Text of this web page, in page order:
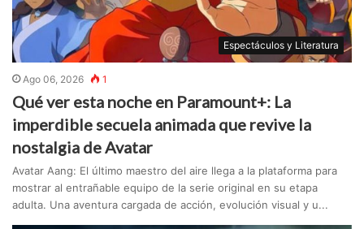
Espectáculos y Literatura
Ago 06, 2026 1
Qué ver esta noche en Paramount+: La
imperdible secuela animada que revive la
nostalgia de Avatar
Avatar Aang: El último maestro del aire llega a la plataforma para
mostrar al entrañable equipo de la serie original en su etapa
adulta. Una aventura cargada de acción, evolución visual y u...